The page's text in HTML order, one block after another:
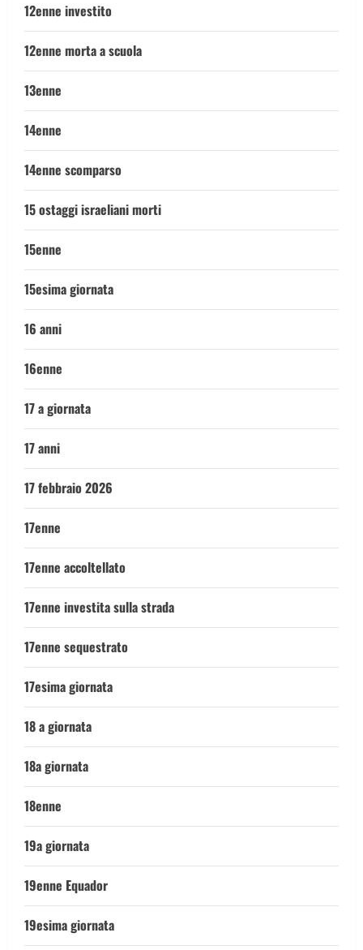
12enne investito
12enne morta a scuola
13enne
14enne
14enne scomparso
15 ostaggi israeliani morti
15enne
15esima giornata
16 anni
16enne
17 a giornata
17 anni
17 febbraio 2026
17enne
17enne accoltellato
17enne investita sulla strada
17enne sequestrato
17esima giornata
18 a giornata
18a giornata
18enne
19a giornata
19enne Equador
19esima giornata